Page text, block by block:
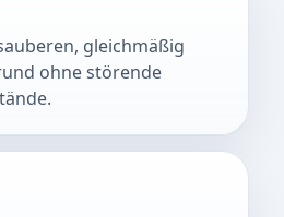
gleichmäßig
ohne störende